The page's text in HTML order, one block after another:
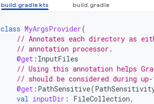
class MyArgsProvider(
// Annotates each directory as
// annotation processor.
@get : InputFiles
// Using this annotation helps
// should be considered during
@get : PathSensitive(
val inputDir : FileCollection,